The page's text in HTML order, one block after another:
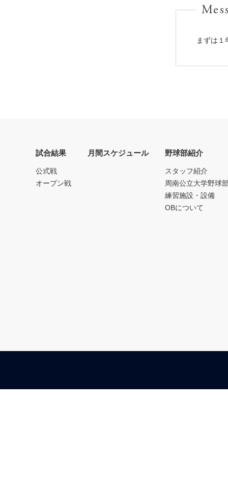
まずは
試合結果
公式戦
オープン戦
月間スケジュール 野球部紹介
スタッフ紹介
周南公立大学野球
練習施設・設備
OBについて